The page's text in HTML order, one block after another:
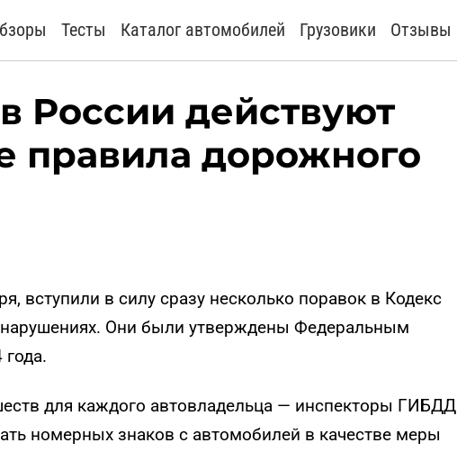
Тесты Каталог автомобилей Грузовики Отзывы
России действуют
правила дорожного
вступили в силу сразу несколько поравок в Кодекс
Они были утверждены Федеральным
для каждого автовладельца — инспекторы ГИБДД
номерных знаков с автомобилей в качестве меры